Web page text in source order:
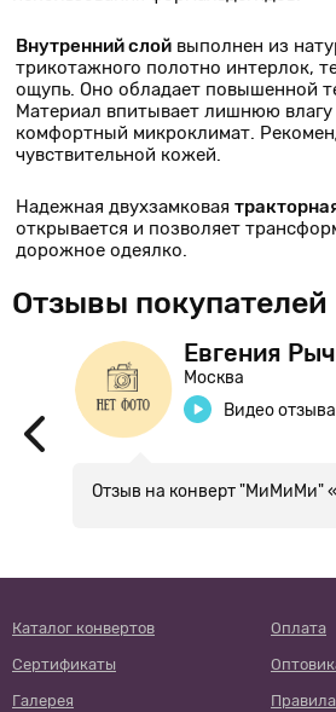
Внутренний слой выполнен из
трикотажного полотно интерлок,
ощупь. Оно обладает повышенной
Материал впитывает лишнюю влагу
комфортный микроклимат.
чувствительной кожей.
Надежная двухзамковая
открывается и позволяет
дорожное одеялко.
Отзывы покупателей
Евгения
Москва
Видео отзыва
Отзыв на конверт "МиМиМи"
Каталог конвертов
Оплата
Сертификаты
Галерея